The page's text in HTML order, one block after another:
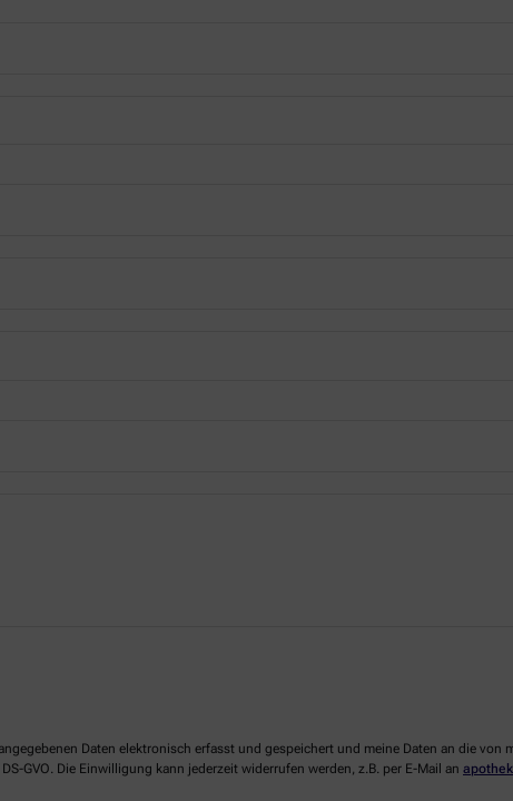
Daten elektronisch erfasst und gespeichert und meine Daten an die von
GVO. Die Einwilligung kann jederzeit widerrufen werden, z.B. per E-Mail an